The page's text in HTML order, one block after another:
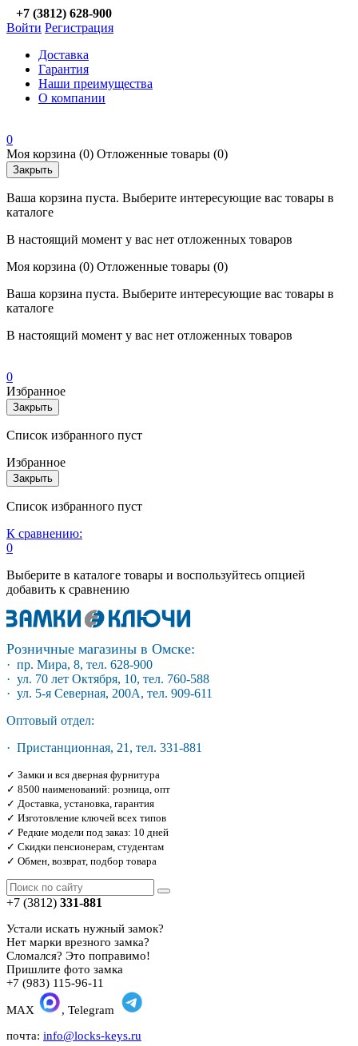
+7 (3812) 628-900
Войти Регистрация
Доставка
Гарантия
Наши преимущества
О компании
0
Моя корзина (0) Отложенные товары (0)
Закрыть
Ваша корзина пуста. Выберите интересующие вас товары в
каталоге
В настоящий момент у вас нет отложенных товаров
Моя корзина (0) Отложенные товары (0)
Ваша корзина пуста. Выберите интересующие вас товары в
каталоге
В настоящий момент у вас нет отложенных товаров
0
Избранное
Закрыть
Список избранного пуст
Избранное
Закрыть
Список избранного пуст
К сравнению:
0
Выберите в каталоге товары и воспользуйтесь опцией
добавить к сравнению
Розничные магазины в Омске:
· пр. Мира, 8, тел. 628-900
· ул. 70 лет Октября, 10, тел. 760-588
· ул. 5-я Северная, 200А, тел. 909-611
Оптовый отдел:
· Пристанционная, 21, тел. 331-881
✓ Замки и вся дверная фурнитура
✓ 8500 наименований: розница, опт
✓ Доставка, установка, гарантия
✓ Изготовление ключей всех типов
✓ Редкие модели под заказ: 10 дней
✓ Скидки пенсионерам, студентам
✓ Обмен, возврат, подбор товара
+7 (3812) 331-881
Устали искать нужный замок?
Нет марки врезного замка?
Сломался? Это поправимо!
Пришлите фото замка
+7 (983) 115-96-11
MAX
, Telegram
почта: info@locks-keys.ru